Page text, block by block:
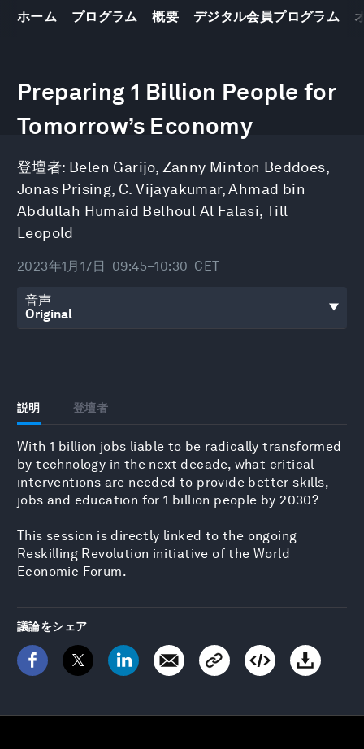
ホーム プログラム 概要 デジタル会員プログラム
Preparing 1 Billion People for
Tomorrow’s Economy
登壇者: Belen Garijo, Zanny Minton Beddoes,
Jonas Prising, C. Vijayakumar,Ahmad bin
Abdullah Humaid Belhoul Al Falasi,Till
Leopold
2023年1月17日 09:45–10:30 CET
音声
説明 登壇者
With 1 billion jobs liable to be radically transformed
by technology in the next decade, what critical
interventions are needed to provide better skills,
jobs and education for 1 billion people by 2030?
This session is directly linked to the ongoing
Reskilling Revolution initiative of the World
Economic Forum.
議論をシェア
of
minutes,
23